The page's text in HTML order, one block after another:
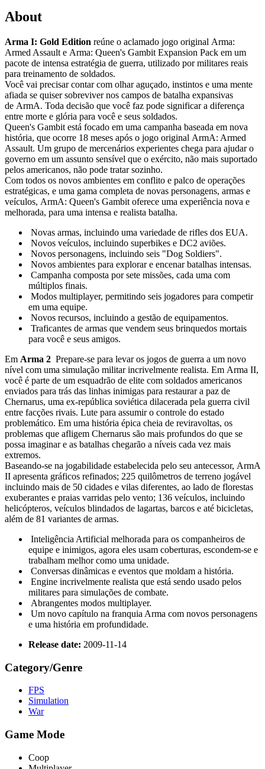
About
Arma I: Gold Edition reúne o aclamado jogo original Arma:
Armed Assault e Arma: Queen's Gambit Expansion Pack em um
pacote de intensa estratégia de guerra, utilizado por militares reais
para treinamento de soldados.
Você vai precisar contar com olhar aguçado, instintos e uma mente
afiada se quiser sobreviver nos campos de batalha expansivas
de ArmA. Toda decisão que você faz pode significar a diferença
entre morte e glória para você e seus soldados.
Queen's Gambit está focado em uma campanha baseada em nova
história, que ocorre 18 meses após o jogo original ArmA: Armed
Assault. Um grupo de mercenários experientes chega para ajudar o
governo em um assunto sensível que o exército, não mais suportado
pelos americanos, não pode tratar sozinho.
Com todos os novos ambientes em conflito e palco de operações
estratégicas, e uma gama completa de novas personagens, armas e
veículos, ArmA: Queen's Gambit oferece uma experiência nova e
melhorada, para uma intensa e realista batalha.
Novas armas, incluindo uma variedade de rifles dos EUA.
Novos veículos, incluindo superbikes e DC2 aviões.
Novos personagens, incluindo seis "Dog Soldiers".
Novos ambientes para explorar e encenar batalhas intensas.
Campanha composta por sete missões, cada uma com
múltiplos finais.
Modos multiplayer, permitindo seis jogadores para competir
em uma equipe.
Novos recursos, incluindo a gestão de equipamentos.
Traficantes de armas que vendem seus brinquedos mortais
para você e seus amigos.
Em Arma 2 Prepare-se para levar os jogos de guerra a um novo
nível com uma simulação militar incrivelmente realista. Em Arma II,
você é parte de um esquadrão de elite com soldados americanos
enviados para trás das linhas inimigas para restaurar a paz de
Chernarus, uma ex-república soviética dilacerada pela guerra civil
entre facções rivais. Lute para assumir o controle do estado
problemático. Em uma história épica cheia de reviravoltas, os
problemas que afligem Chernarus são mais profundos do que se
possa imaginar e as batalhas chegarão a níveis cada vez mais
extremos.
Baseando-se na jogabilidade estabelecida pelo seu antecessor, ArmA
II apresenta gráficos refinados; 225 quilômetros de terreno jogável
incluindo mais de 50 cidades e vilas diferentes, ao lado de florestas
exuberantes e praias varridas pelo vento; 136 veículos, incluindo
helicópteros, veículos blindados de lagartas, barcos e até bicicletas,
além de 81 variantes de armas.
Inteligência Artificial melhorada para os companheiros de
equipe e inimigos, agora eles usam coberturas, escondem-se e
trabalham melhor como uma unidade.
Conversas dinâmicas e eventos que moldam a história.
Engine incrivelmente realista que está sendo usado pelos
militares para simulações de combate.
Abrangentes modos multiplayer.
Um novo capítulo na franquia Arma com novos personagens
e uma história em profundidade.
Release date: 2009-11-14
Category/Genre
FPS
Simulation
War
Game Mode
Coop